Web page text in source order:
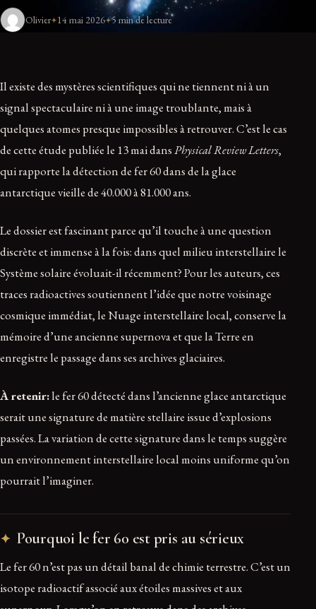
Olivier 14 mai 2026 5 min de lecture
Il existe des mystères scientifiques qui ne tiennent ni à un
signal spectaculaire ni à une image troublante, mais à
quelques atomes presque impossibles à retrouver. C’est le cas
de cette étude publiée le 13 mai dansPhysical Review Letters,
qui rapporte la détection de fer 60 dans de la glace
antarctique vieille de 40.000 à 81.000 ans.
Le dossier est fascinant parce qu’il touche à une question
discrète et immense à la fois: dans quel milieu interstellaire le
Système solaire évoluait-il récemment? Pour les auteurs, ces
traces radioactives soutiennent l’idée que notre voisinage
cosmique immédiat, le Nuage interstellaire local, conserve la
mémoire d’une ancienne supernova et que la Terre en
enregistre le passage dans ses archives glaciaires.
À retenir:le fer 60 détecté dans l’ancienne glace antarctique
serait une signature de matière stellaire issue d’explosions
passées. La variation de cette signature dans le temps suggère
un environnement interstellaire local moins uniforme qu’on
pourrait l’imaginer.
Pourquoi le fer 60 est pris au sérieux
Le fer 60 n’est pas un détail banal de chimie terrestre. C’est un
isotope radioactif associé aux étoiles massives et aux